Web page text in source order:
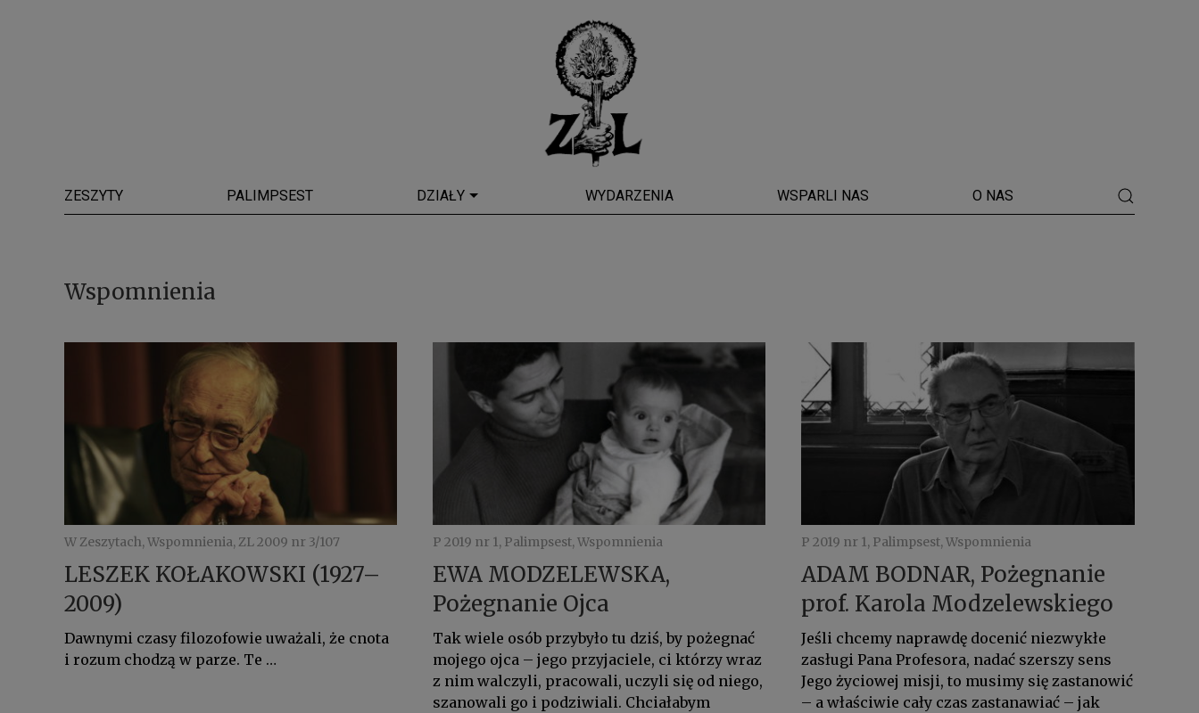
ZESZYTY PALIMPSEST DZIAŁY WYDARZENIA WSPARLI NAS O NAS
Wspomnienia
W Zeszytach, Wspomnienia, ZL 2009 nr 3/107
LESZEK KOŁAKOWSKI (1927–
2009)
Dawnymi czasy filozofowie uważali, że cnota
i rozum chodzą w parze. Te …
P 2019 nr 1, Palimpsest, Wspomnienia
EWA MODZELEWSKA,
Pożegnanie Ojca
Tak wiele osób przybyło tu dziś, by pożegnać
mojego ojca – jego przyjaciele, ci którzy wraz
z nim walczyli, pracowali, uczyli się od niego,
szanowali go i podziwiali. Chciałabym
P 2019 nr 1, Palimpsest, Wspomnienia
ADAM BODNAR, Pożegnanie
prof. Karola Modzelewskiego
Jeśli chcemy naprawdę docenić niezwykłe
zasługi Pana Profesora, nadać szerszy sens
Jego życiowej misji, to musimy się zastanowić
– a właściwie cały czas zastanawiać – jak